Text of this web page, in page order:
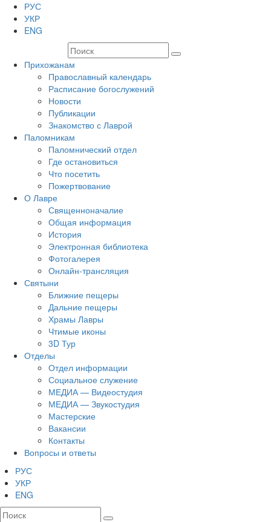
РУС
УКР
ENG
Прихожанам
Православный календарь
Расписание богослужений
Новости
Публикации
Знакомство с Лаврой
Паломникам
Паломнический отдел
Где остановиться
Что посетить
Пожертвование
О Лавре
Священноначалие
Общая информация
История
Электронная библиотека
Фотогалерея
Онлайн-трансляция
Святыни
Ближние пещеры
Дальние пещеры
Храмы Лавры
Чтимые иконы
3D Тур
Отделы
Отдел информации
Социальное служение
МЕДИА — Видеостудия
МЕДИА — Звукостудия
Мастерские
Вакансии
Контакты
Вопросы и ответы
РУС
УКР
ENG